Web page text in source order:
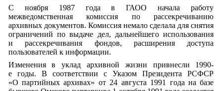
С ноября 1987 года в ГАОО начала работу
межведомственная комиссия по рассекречиванию
архивных документов. Комиссия немало сделала для снятия
ограничений по выдаче дел, дальнейшего использования
и рассекречивания фондов, расширения доступа
пользователей к информации.
Изменения в уклад архивной жизни привнесли 1990-
е годы. В соответствии с Указом Президента РСФСР
«О партийных архивах» от 24 августа 1991 года на базе